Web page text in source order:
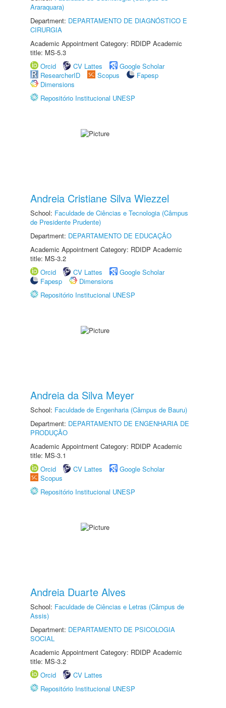
Araraquara)
Department: DEPARTAMENTO DE DIAGNÓSTICO E
CIRURGIA
Academic Appointment Category: RDIDP Academic
title: MS-5.3
Orcid
CV Lattes
Google Scholar
ResearcherID
Scopus
Fapesp
Dimensions
Repositório Institucional UNESP
Andreia Cristiane Silva Wiezzel
School: Faculdade de Ciências e Tecnologia (Câmpus
de Presidente Prudente)
Department: DEPARTAMENTO DE EDUCAÇÃO
Academic Appointment Category: RDIDP Academic
title: MS-3.2
Orcid
CV Lattes
Google Scholar
Fapesp
Dimensions
Repositório Institucional UNESP
Andreia da Silva Meyer
School: Faculdade de Engenharia (Câmpus de Bauru)
Department: DEPARTAMENTO DE ENGENHARIA DE
PRODUÇÃO
Academic Appointment Category: RDIDP Academic
title: MS-3.1
Orcid
CV Lattes
Google Scholar
Scopus
Repositório Institucional UNESP
Andreia Duarte Alves
School: Faculdade de Ciências e Letras (Câmpus de
Assis)
Department: DEPARTAMENTO DE PSICOLOGIA
SOCIAL
Academic Appointment Category: RDIDP Academic
title: MS-3.2
Orcid
CV Lattes
Repositório Institucional UNESP